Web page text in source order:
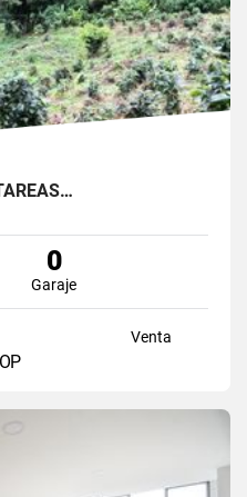
0
Garaje
Venta